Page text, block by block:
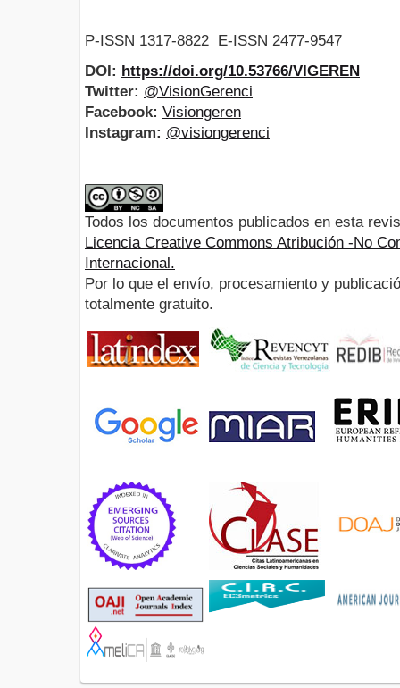
P-ISSN 1317-8822 E-ISSN 2477-9547
DOI: https://doi.org/10.53766/VIGEREN
Twitter: @VisionGerenci
Facebook: Visiongeren
Instagram: @visiongerenci
Todos los documentos publicados en esta
Licencia Creative Commons Atribución -No
Internacional.
Por lo que el envío, procesamiento y
totalmente gratuito.